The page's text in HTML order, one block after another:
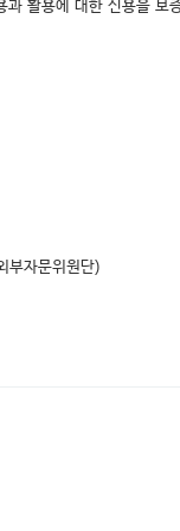
활용에 대한 신용을 보
부자문위원단)